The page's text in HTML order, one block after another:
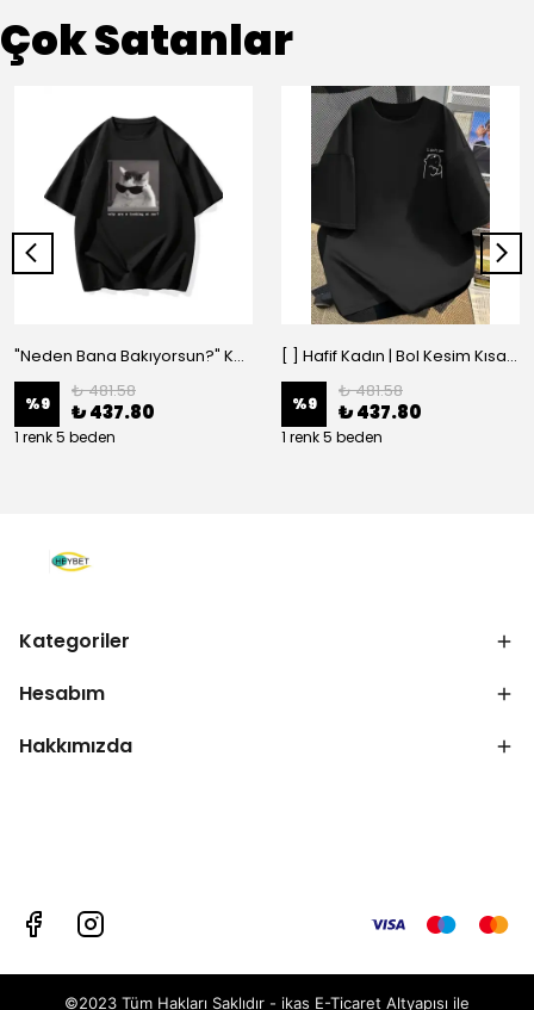
Çok Satanlar
"Neden Bana Bakıyorsun?" Komik Kedi Grafik Tişört - Dijital Baskılı Siyah Bol - Siyah
%9
₺ 481.58
₺ 437.80
1 renk 5 beden
[ ] Hafif Kadın | Bol Kesim Kısa Kollu Yuvarlak Yaka Eğlenceli Karikatür Ayı ve - Siyah
%9
₺ 481.58
₺ 437.80
1 renk 5 beden
Kategoriler
Hesabım
Hakkımızda
©2023 Tüm Hakları Saklıdır - ikas E-Ticaret Altyapısı ile